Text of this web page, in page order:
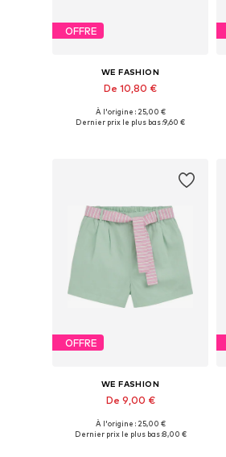
OFFRE
WE FASHION
De 10,80 €
Disponible en plusieurs tailles
À l'origine : 25,00 €
Dernier prix le plus bas :9,60 €
OFFRE
WE FASHION
De 9,00 €
Disponible en plusieurs tailles
À l'origine : 25,00 €
Dernier prix le plus bas :8,00 €